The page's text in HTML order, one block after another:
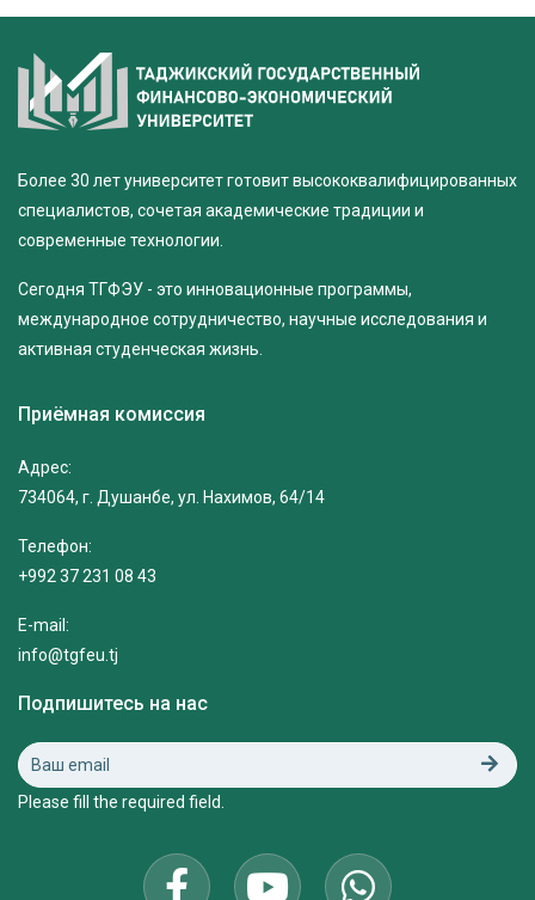
Более 30 лет университет готовит высококвалифицированных
специалистов, сочетая академические традиции и
современные технологии.
Сегодня ТГФЭУ - это инновационные программы,
международное сотрудничество, научные исследования и
активная студенческая жизнь.
Приёмная комиссия
Адрес:
734064, г. Душанбе, ул. Нахимов, 64/14
Телефон:
+992 37 231 08 43
E-mail:
info@tgfeu.tj
Подпишитесь на нас
Please fill the required field.